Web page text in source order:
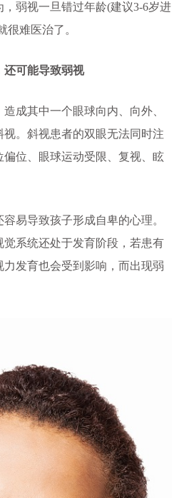
弱视一旦错过年龄(建议3-6岁进
很难医治了。
可能导致弱视
其中一个眼球向内、向外、
。斜视患者的双眼无法同时注
位、眼球运动受限、复视、眩
导致孩子形成自卑的心理。
系统还处于发育阶段，若患有
发育也会受到影响，而出现弱